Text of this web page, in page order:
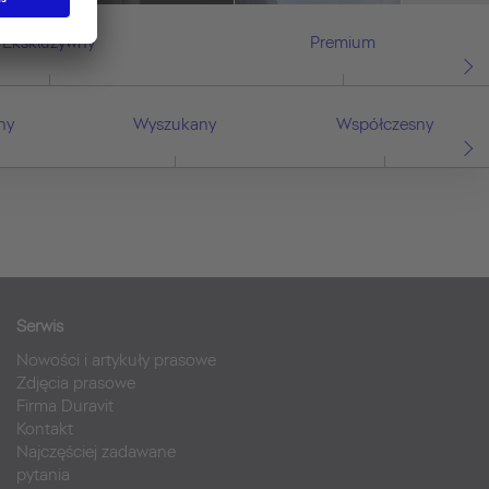
Ekskluzywny Premium
Wyszukany Współczesny
Serwis
Nowości i artykuły prasowe
Zdjęcia prasowe
Firma Duravit
Kontakt
Najczęściej zadawane
pytania